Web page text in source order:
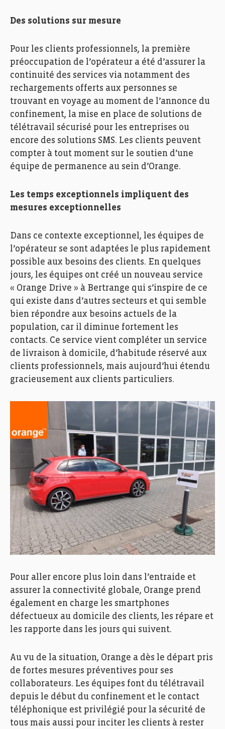
Des solutions sur mesure
Pour les clients professionnels, la première
préoccupation de l’opérateur a été d’assurer la
continuité des services via notamment des
rechargements offerts aux personnes se
trouvant en voyage au moment de l’annonce du
confinement, la mise en place de solutions de
télétravail sécurisé pour les entreprises ou
encore des solutions SMS. Les clients peuvent
compter à tout moment sur le soutien d’une
équipe de permanence au sein d’Orange.
Les temps exceptionnels impliquent des
mesures exceptionnelles
Dans ce contexte exceptionnel, les équipes de
l’opérateur se sont adaptées le plus rapidement
possible aux besoins des clients. En quelques
jours, les équipes ont créé un nouveau service
« Orange Drive » à Bertrange qui s’inspire de ce
qui existe dans d’autres secteurs et qui semble
bien répondre aux besoins actuels de la
population, car il diminue fortement les
contacts. Ce service vient compléter un service
de livraison à domicile, d’habitude réservé aux
clients professionnels, mais aujourd’hui étendu
gracieusement aux clients particuliers.
Pour aller encore plus loin dans l’entraide et
assurer la connectivité globale, Orange prend
également en charge les smartphones
défectueux au domicile des clients, les répare et
les rapporte dans les jours qui suivent.
Au vu de la situation, Orange a dès le départ pris
de fortes mesures préventives pour ses
collaborateurs. Les équipes font du télétravail
depuis le début du confinement et le contact
téléphonique est privilégié pour la sécurité de
tous mais aussi pour inciter les clients à rester